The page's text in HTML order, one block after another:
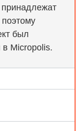
был
Micropolis.